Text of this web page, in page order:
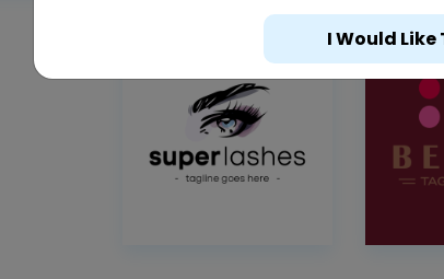
I Would Like